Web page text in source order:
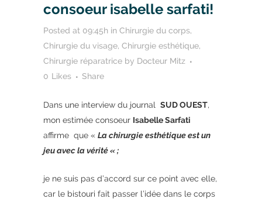
consoeur isabelle sarfati!
Posted at 09:45h in Chirurgie du corps,
Chirurgie du visage, Chirurgie esthétique,
Chirurgie réparatrice by Docteur Mitz
0 Likes Share
Dans une interview du journal SUD OUEST,
mon estimée consoeur Isabelle Sarfati
affirme que « La chirurgie esthétique est un
jeu avec la vérité « ;
je ne suis pas d’accord sur ce point avec elle,
car le bistouri fait passer l’idée dans le corps